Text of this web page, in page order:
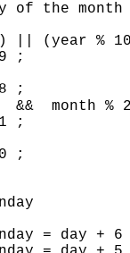
the month
%
;
;
month % 2
;
;
= day +